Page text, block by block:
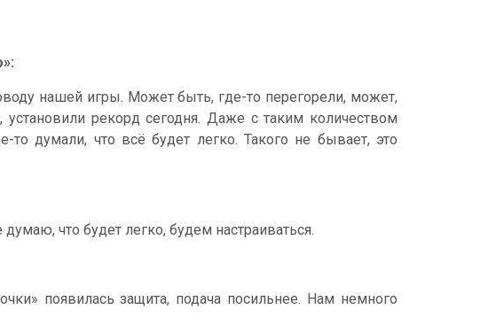
нашей игры. Может быть, где-то перегорели, может,
рекорд сегодня. Даже с таким количеством
думали, что всё будет легко. Такого не бывает, это
что будет легко, будем настраиваться.
появилась защита, подача посильнее. Нам немного